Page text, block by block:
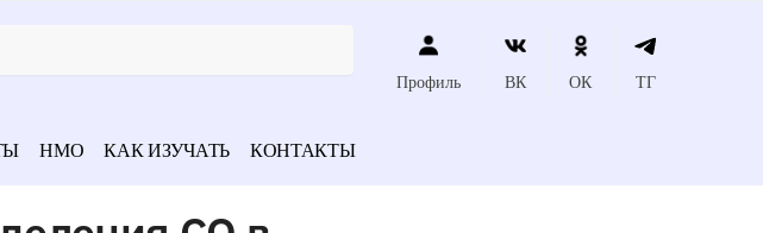
Профиль ВК ОК ТГ
НМО КАК ИЗУЧАТЬ КОНТАКТЫ